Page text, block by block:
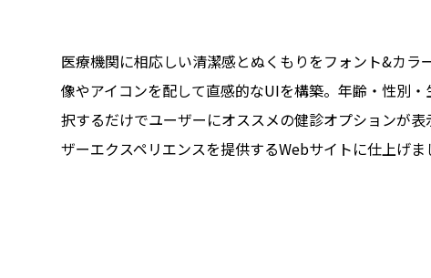
医療機関に相応しい清潔感とぬくもりをフォント&カラ
像やアイコンを配して直感的なUIを構築。年齢・性別
択するだけでユーザーにオススメの健診オプションが
ザーエクスペリエンスを提供するWebサイトに仕上げま